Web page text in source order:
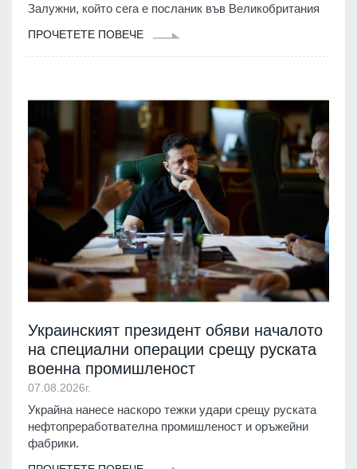
Залужни, който сега е посланик във Великобритания
ПРОЧЕТЕТЕ ПОВЕЧЕ
Украинският президент обяви началото
на специални операции срещу руската
военна промишленост
07.08.2026г.
Украйна нанесе наскоро тежки удари срещу руската
нефтопреработвателна промишленост и оръжейни
фабрики.